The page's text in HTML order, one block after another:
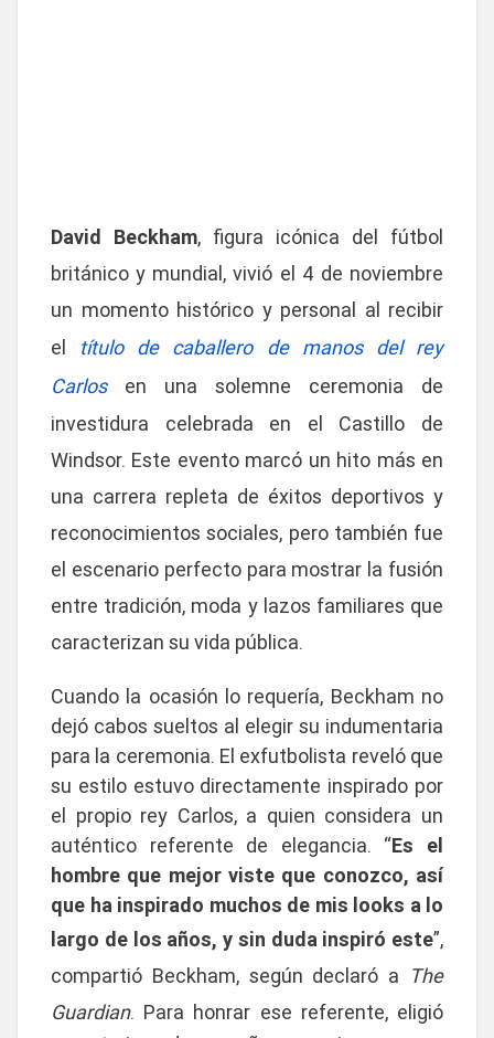
David Beckham, figura icónica del fútbol
británico y mundial, vivió el 4 de noviembre
un momento histórico y personal al recibir
el
título de caballero de manos del rey
Carlos
en una solemne ceremonia de
investidura celebrada en el Castillo de
Windsor. Este evento marcó un hito más en
una carrera repleta de éxitos deportivos y
reconocimientos sociales, pero también fue
el escenario perfecto para mostrar la fusión
entre tradición, moda y lazos familiares que
caracterizan su vida pública.
Cuando la ocasión lo requería, Beckham no
dejó cabos sueltos al elegir su indumentaria
para la ceremonia. El exfutbolista reveló que
su estilo estuvo directamente inspirado por
el propio rey Carlos, a quien considera un
auténtico referente de elegancia. “Es el
hombre que mejor viste que conozco, así
que ha inspirado muchos de mis looks a lo
largo de los años, y sin duda inspiró este”,
compartió Beckham, según declaró a The
Guardian. Para honrar ese referente, eligió